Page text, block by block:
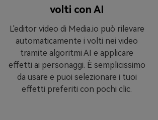
volti con AI
L'editor video di Media.io può rilevare
automaticamente i volti nei video
tramite algoritmi AI e applicare
effetti ai personaggi. È semplicissimo
da usare e puoi selezionare i tuoi
effetti preferiti con pochi clic.